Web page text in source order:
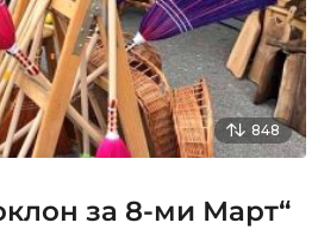
848
за 8-ми Март“